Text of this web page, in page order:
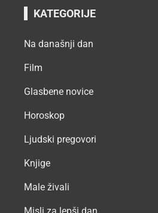
KATEGORIJE
Na današnji dan
Film
Glasbene novice
Horoskop
Ljudski pregovori
Knjige
Male živali